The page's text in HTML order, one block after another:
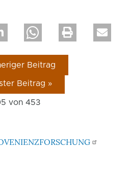
Beitrag
Beitrag »
von453